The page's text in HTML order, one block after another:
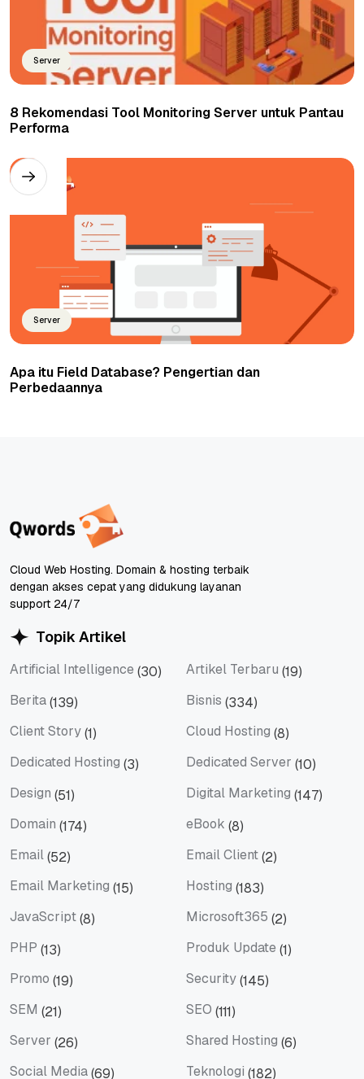
Server
8 Rekomendasi Tool Monitoring Server untuk Pantau
Performa
Server
Apa itu Field Database? Pengertian dan
Perbedaannya
Cloud Web Hosting. Domain & hosting terbaik
dengan akses cepat yang didukung layanan
support 24/7
Topik Artikel
Artificial Intelligence (30) Artikel Terbaru (19)
Berita(139) Bisnis (334)
Client Story(1) Cloud Hosting (8)
Dedicated Hosting (3) Dedicated Server (10)
Design (51) Digital Marketing (147)
Domain (174) eBook (8)
Email(52) Email Client(2)
Email Marketing (15) Hosting (183)
JavaScript(8) Microsoft365 (2)
PHP (13) Produk Update (1)
Promo (19) Security(145)
SEM (21) SEO (111)
Server (26) Shared Hosting (6)
Social Media(69) Teknologi (182)